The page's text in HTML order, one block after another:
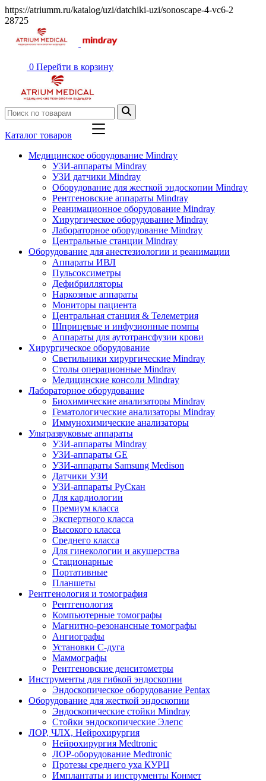
https://atriumm.ru/katalog/uzi/datchiki-uzi/sonoscape-4-vc6-2
28725
0 Перейти в корзину
Каталог товаров
Медицинское оборудование Mindray
УЗИ-аппараты Mindray
УЗИ датчики Mindray
Оборудование для жесткой эндоскопии Mindray
Рентгеновские аппараты Mindray
Реанимационное оборудование Mindray
Хирургическое оборудование Mindray
Лабораторное оборудование Mindray
Центральные станции Mindray
Оборудование для анестезиологии и реанимации
Аппараты ИВЛ
Пульсоксиметры
Дефибрилляторы
Наркозные аппараты
Мониторы пациента
Центральная станция & Телеметрия
Шприцевые и инфузионные помпы
Аппараты для аутотрансфузии крови
Хирургическое оборудование
Светильники хирургические Mindray
Столы операционные Mindray
Медицинские консоли Mindray
Лабораторное оборудование
Биохимические анализаторы Mindray
Гематологические анализаторы Mindray
Иммунохимические анализаторы
Ультразвуковые аппараты
УЗИ-аппараты Mindray
УЗИ-аппараты GE
УЗИ-аппараты Samsung Medison
Датчики УЗИ
УЗИ-аппараты РуСкан
Для кардиологии
Премиум класса
Экспертного класса
Высокого класса
Среднего класса
Для гинекологии и акушерства
Стационарные
Портативные
Планшеты
Рентгенология и томография
Рентгенология
Компьютерные томографы
Магнитно-резонансные томографы
Ангиографы
Установки С-дуга
Маммографы
Рентгеновские денситометры
Инструменты для гибкой эндоскопии
Эндоскопическое оборудование Pentax
Оборудование для жесткой эндоскопии
Эндоскопические стойки Mindray
Стойки эндоскопические Элепс
ЛОР, ЧЛХ, Нейрохирургия
Нейрохирургия Medtronic
ЛОР-оборудование Medtronic
Протезы среднего уха КУРЦ
Имплантаты и инструменты Конмет